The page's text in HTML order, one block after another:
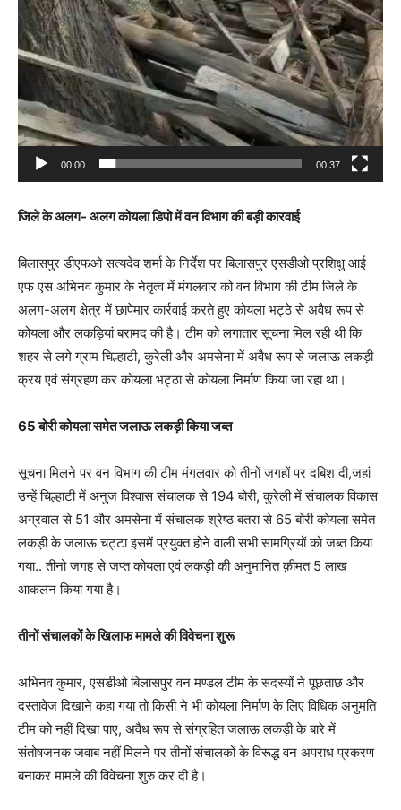
00:00 00:37
जिले के अलग- अलग कोयला डिपो में वन विभाग की बड़ी कारवाई
बिलासपुर डीएफओ सत्यदेव शर्मा के निर्देश पर बिलासपुर एसडीओ प्रशिक्षु आई
एफ एस अभिनव कुमार के नेतृत्व में मंगलवार को वन विभाग की टीम जिले के
अलग-अलग क्षेत्र में छापेमार कार्रवाई करते हुए कोयला भट्ठे से अवैध रूप से
कोयला और लकड़ियां बरामद की है। टीम को लगातार सूचना मिल रही थी कि
शहर से लगे ग्राम चिल्हाटी, कुरेली और अमसेना में अवैध रूप से जलाऊ लकड़ी
क्रय एवं संग्रहण कर कोयला भट्ठा से कोयला निर्माण किया जा रहा था।
65 बोरी कोयला समेत जलाऊ लकड़ी किया जब्त
सूचना मिलने पर वन विभाग की टीम मंगलवार को तीनों जगहों पर दबिश दी,जहां
उन्हें चिल्हाटी में अनुज विश्वास संचालक से 194 बोरी, कुरेली में संचालक विकास
अग्रवाल से 51 और अमसेना में संचालक श्रेष्ठ बतरा से 65 बोरी कोयला समेत
लकड़ी के जलाऊ चट्टा इसमें प्रयुक्त होने वाली सभी सामग्रियों को जब्त किया
गया.. तीनो जगह से जप्त कोयला एवं लकड़ी की अनुमानित क़ीमत 5 लाख
आकलन किया गया है।
तीनों संचालकों के खिलाफ मामले की विवेचना शुरू
अभिनव कुमार, एसडीओ बिलासपुर वन मण्डल टीम के सदस्यों ने पूछताछ और
दस्तावेज दिखाने कहा गया तो किसी ने भी कोयला निर्माण के लिए विधिक अनुमति
टीम को नहीं दिखा पाए, अवैध रूप से संग्रहित जलाऊ लकड़ी के बारे में
संतोषजनक जवाब नहीं मिलने पर तीनों संचालकों के विरूद्ध वन अपराध प्रकरण
बनाकर मामले की विवेचना शुरु कर दी है।